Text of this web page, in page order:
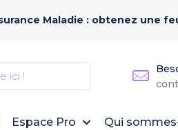
Maladie : obtenez une
Espace Pro Qui